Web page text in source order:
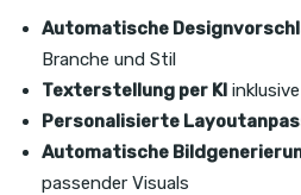
Automatische
Branche und Stil
Texterstellung per KI
Personalisierte
Automatische
passender Visuals